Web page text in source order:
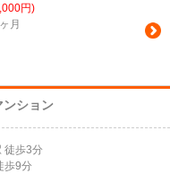
円)
月
ション
徒歩3分
歩9分